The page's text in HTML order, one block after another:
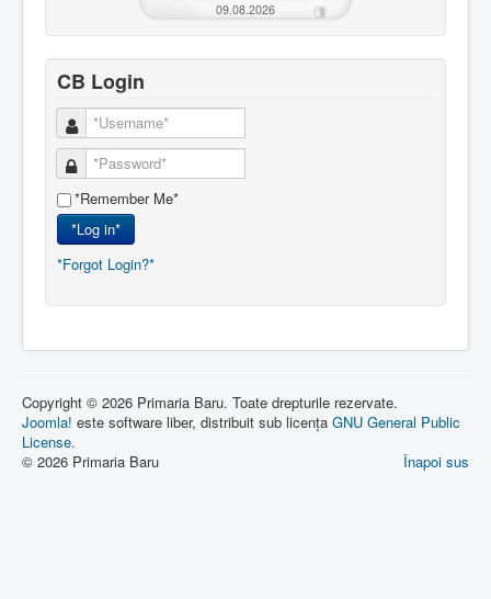
09.08.2026
CB Login
*Remember Me*
*Log in*
*Forgot Login?*
Copyright © 2026 Primaria Baru. Toate drepturile rezervate.
Joomla! este software liber, distribuit sub licența GNU General Public
License.
Înapoi sus
© 2026 Primaria Baru